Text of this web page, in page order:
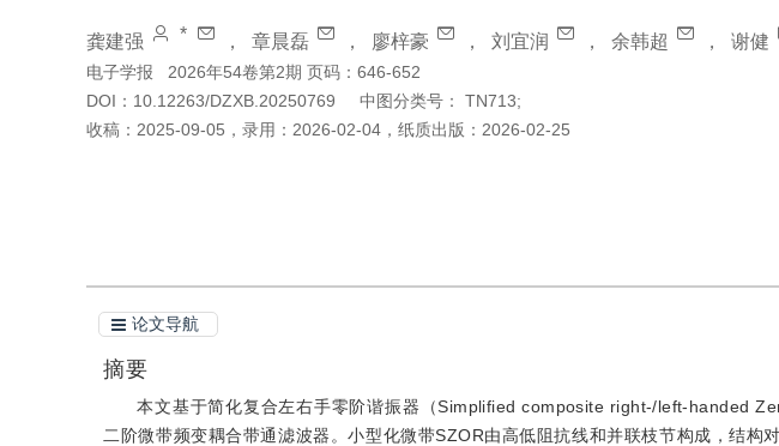
龚建强 * ， 章晨磊 ， 廖梓豪 ， 刘宜润 ， 余韩超 ， 谢健
电子学报
2026年54卷第2期 页码：646-652
DOI： 10.12263/DZXB.20250769 中图分类号：
TN713;
收稿： 2025-09-05 ， 录用： 2026-02-04 ， 纸质出版： 2026-02-25
论文导航
摘要
本文基于简化复合左右手零阶谐振器（Simplified composite right-/left-handed
二阶微带频变耦合带通滤波器。小型化微带SZOR由高低阻抗线和并联枝节构成，结构